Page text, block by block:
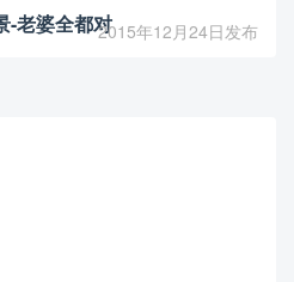
-老婆全都对2015年12月24日发布